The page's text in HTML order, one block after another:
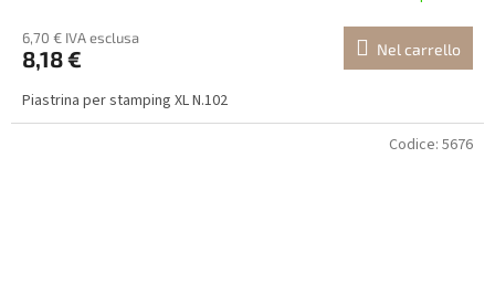
6,70 € IVA esclusa
8,18 € Nel carrello
Piastrina per stamping XL N.102
Codice: 5676